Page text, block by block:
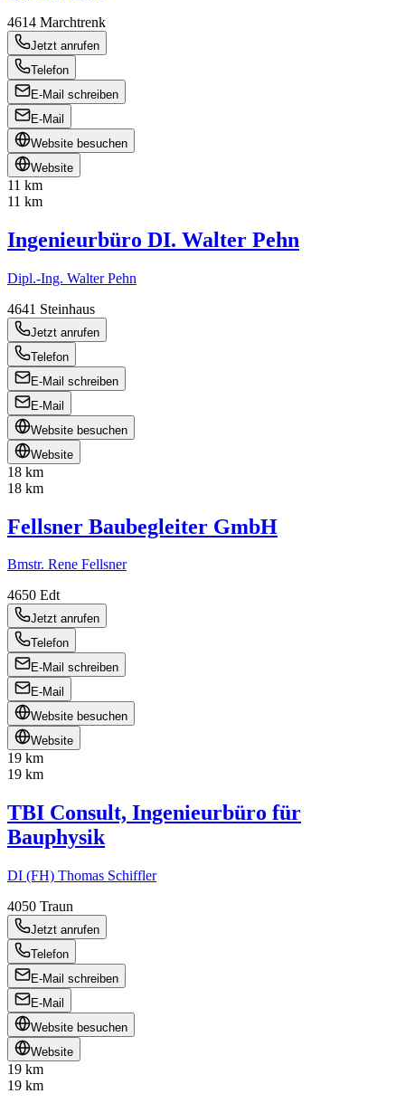
4614 Marchtrenk
Jetzt anrufen
Telefon
E-Mail schreiben
E-Mail
Website besuchen
Website
11 km
11 km
Ingenieurbüro DI. Walter Pehn
Dipl.-Ing. Walter Pehn
4641 Steinhaus
Jetzt anrufen
Telefon
E-Mail schreiben
E-Mail
Website besuchen
Website
18 km
18 km
Fellsner Baubegleiter GmbH
Bmstr. Rene Fellsner
4650 Edt
Jetzt anrufen
Telefon
E-Mail schreiben
E-Mail
Website besuchen
Website
19 km
19 km
TBI Consult, Ingenieurbüro für
Bauphysik
DI (FH) Thomas Schiffler
4050 Traun
Jetzt anrufen
Telefon
E-Mail schreiben
E-Mail
Website besuchen
Website
19 km
19 km